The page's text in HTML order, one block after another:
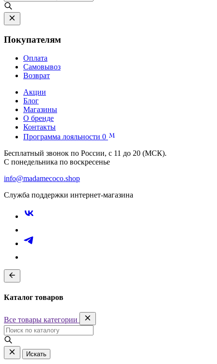
Покупателям
Оплата
Самовывоз
Возврат
Акции
Блог
Магазины
О бренде
Контакты
Программа лояльности 0
Бесплатный звонок по России, с 11 до 20 (МСК).
С понедельника по воскресенье
info@madamecoco.shop
Служба поддержки интернет-магазина
Каталог товаров
Все товары категории
Искать